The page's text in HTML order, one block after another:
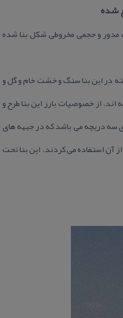
شده
مدور و حجمی مخروطی شكل بنا شده
رفته در این بنا سنگ و خشت خام و گل و
گل ساخته اند. از خصوصیات بارز این بنا طرح و
سه دریچه می باشد كه در جبهه های
آن استفاده می كردند. این بنا تحت